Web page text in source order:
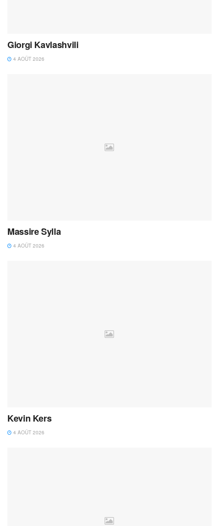
Giorgi Kavlashvili
4 AOÛT 2026
Massire Sylla
4 AOÛT 2026
Kevin Kers
4 AOÛT 2026